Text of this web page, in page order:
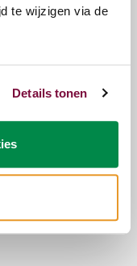
te wijzigen via de
Details tonen
Samen met
oplossing voor
uit te